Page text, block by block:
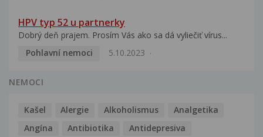
HPV typ 52 u partnerky
Dobrý deň prajem. Prosím Vás ako sa dá vyliečiť vírus...
Pohlavní nemoci
5.10.2023
NEMOCI
Kašel Alergie Alkoholismus
Analgetika
Angína
Antibiotika
Antidepresiva